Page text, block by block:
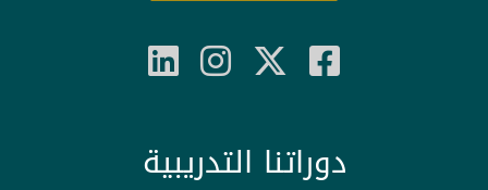
دوراتنا التدريبية